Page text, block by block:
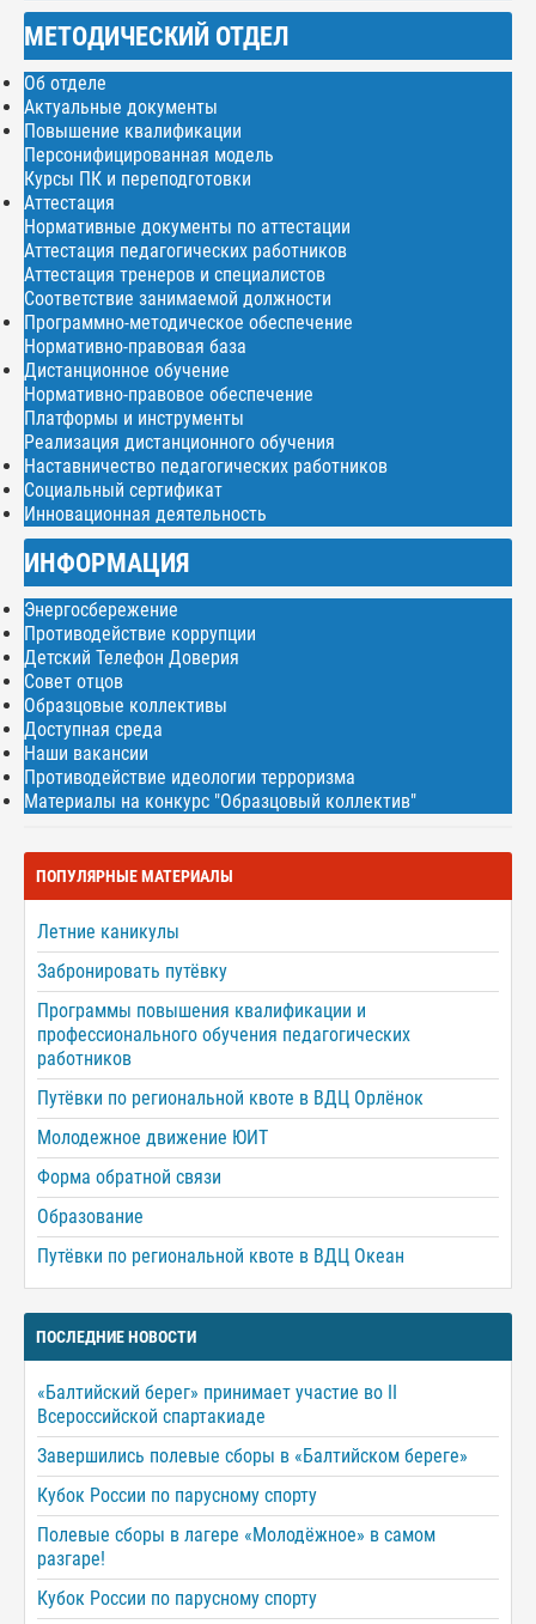
МЕТОДИЧЕСКИЙ ОТДЕЛ
Об отделе
Актуальные документы
Повышение квалификации
Персонифицированная модель
Курсы ПК и переподготовки
Аттестация
Нормативные документы по аттестации
Аттестация педагогических работников
Аттестация тренеров и специалистов
Соответствие занимаемой должности
Программно-методическое обеспечение
Нормативно-правовая база
Дистанционное обучение
Нормативно-правовое обеспечение
Платформы и инструменты
Реализация дистанционного обучения
Наставничество педагогических работников
Социальный сертификат
Инновационная деятельность
ИНФОРМАЦИЯ
Энергосбережение
Противодействие коррупции
Детский Телефон Доверия
Совет отцов
Образцовые коллективы
Доступная среда
Наши вакансии
Противодействие идеологии терроризма
Материалы на конкурс "Образцовый коллектив"
ПОПУЛЯРНЫЕ МАТЕРИАЛЫ
Летние каникулы
Забронировать путёвку
Программы повышения квалификации и
профессионального обучения педагогических
работников
Путёвки по региональной квоте в ВДЦ Орлёнок
Молодежное движение ЮИТ
Форма обратной связи
Образование
Путёвки по региональной квоте в ВДЦ Океан
ПОСЛЕДНИЕ НОВОСТИ
«Балтийский берег» принимает участие во II
Всероссийской спартакиаде
Завершились полевые сборы в «Балтийском береге»
Кубок России по парусному спорту
Полевые сборы в лагере «Молодёжное» в самом
разгаре!
Кубок России по парусному спорту